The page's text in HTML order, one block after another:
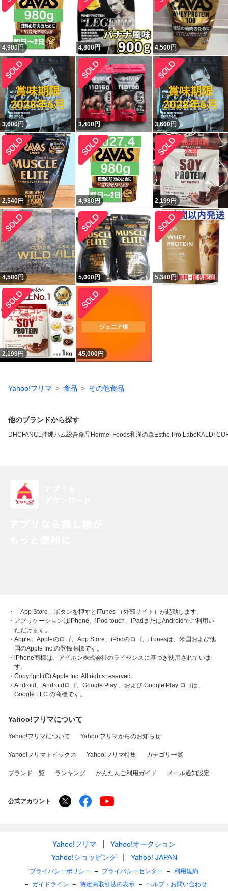
4,980円 4,800円 4,500円
3,600円 3,400円 3,600円
2,540円 4,980円 2,199円
4,500円 5,000円 5,380円
2,199円 45,000円
Yahoo!フリマ 食品 その他食品
他のブランドから探す
DHC FANCL沖縄ハム総合食品Hormel Foods和漢の森 Esthe Pro LaboKALDI
・「App Store」ボタンを押すとiTunes （外部サイト）が起動します。
・アプリケーションはiPhone、iPod touch、iPadまたはAndroidでご利用い
ただけます。
・Apple、Appleのロゴ、App Store、iPodのロゴ、iTunesは、米国および他
国のApple Inc.の登録商標です。
・iPhone商標は、アイホン株式会社のライセンスに基づき使用されていま
す。
・Copyright (C) Apple Inc. All rights reserved.
・Android、Androidロゴ、Google Play 、および Google Play ロゴは、
Google LLC の商標です。
Yahoo!フリマについて
Yahoo!フリマについて Yahoo!フリマからのお知らせ
Yahoo!フリマトピックス Yahoo!フリマ特集 カテゴリ一覧
ブランド一覧 ランキング かんたんご利用ガイド メール通知設定
公式アカウント
Yahoo!フリマ
Yahoo!オークション
Yahoo!ショッピング
Yahoo! JAPAN
プライバシーポリシー プライバシーセンター
利用規約
ガイドライン
特定商取引法の表示 ヘルプ・お問い合わせ